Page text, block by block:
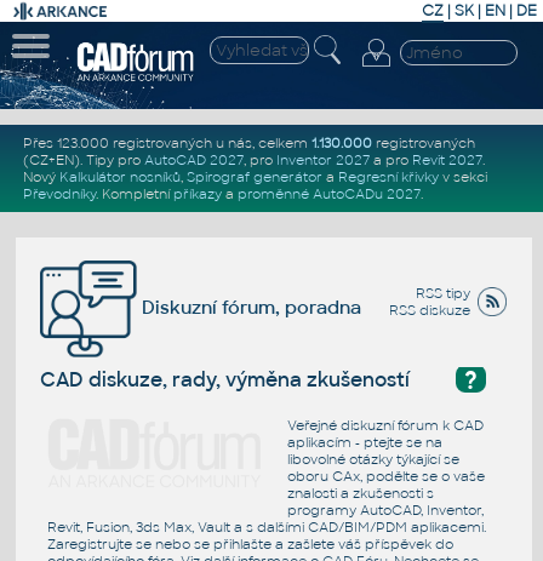
CZ | SK| EN | DE
Přes 123.000 registrovaných u nás, celkem 1.130.000registrovaných
(CZ+EN). Tipy pro AutoCAD 2027, pro Inventor 2027a pro Revit 2027.
Nový Kalkulátor nosníků, Spirograf generátor a Regresní křivkyv sekci
Převodníky. Kompletní příkazya proměnné AutoCADu 2027.
RSS tipy
RSS diskuze
Diskuzní fórum, poradna
?
CAD diskuze, rady, výměna zkušeností
Veřejné diskuzní fórum k CAD
aplikacím - ptejte se na
libovolné otázky týkající se
oboru CAx, podělte se o vaše
znalosti a zkušenosti s
programy AutoCAD, Inventor,
Revit, Fusion, 3ds Max, Vault a s dalšími CAD/BIM/PDM aplikacemi.
Zaregistrujte se nebo se přihlašte a zašlete váš příspěvek do